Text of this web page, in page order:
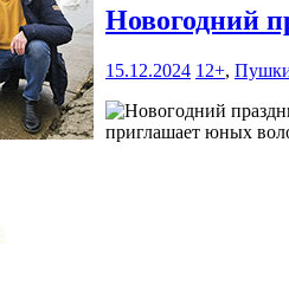
Новогодний
15.12.2024 12+,
приглашает юных